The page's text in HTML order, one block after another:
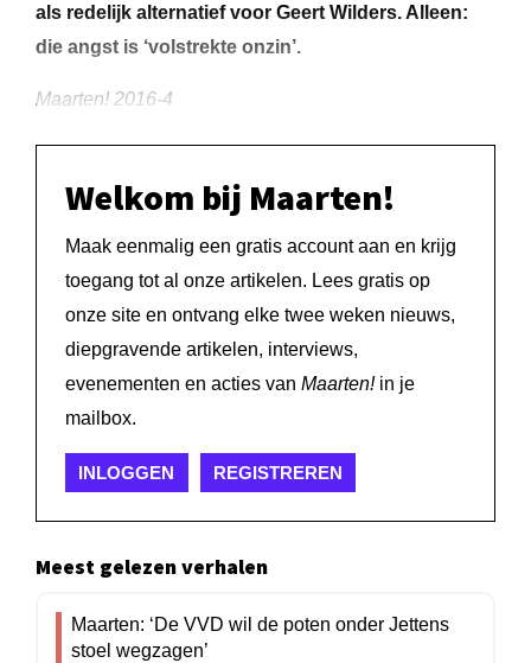
als redelijk alternatief voor Geert Wilders. Alleen:
die angst is ‘volstrekte onzin’.
Maarten! 2016-4
Welkom bij Maarten!
Maak eenmalig een gratis account aan en krijg
toegang tot al onze artikelen. Lees gratis op
onze site en ontvang elke twee weken nieuws,
diepgravende artikelen, interviews,
evenementen en acties van Maarten!in je
mailbox.
INLOGGEN REGISTREREN
Meest gelezen verhalen
Maarten: ‘De VVD wil de poten onder Jettens
stoel wegzagen’